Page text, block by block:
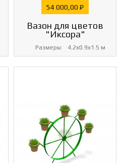
Цена
54 000,00 ₽
Вазон для цветов
"Иксора"
Размеры: 4.2х0.9х1.5 м